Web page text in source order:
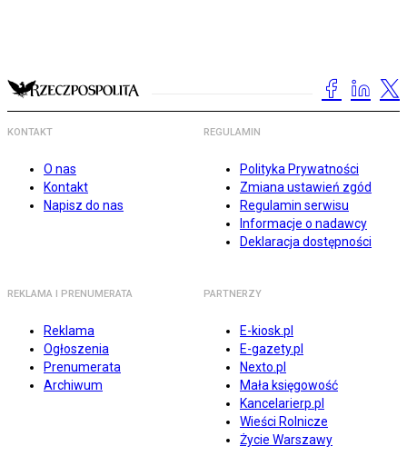
KONTAKT
O nas
Kontakt
Napisz do nas
REGULAMIN
Polityka Prywatności
Zmiana ustawień zgód
Regulamin serwisu
Informacje o nadawcy
Deklaracja dostępności
REKLAMA I PRENUMERATA
Reklama
Ogłoszenia
Prenumerata
Archiwum
PARTNERZY
E-kiosk.pl
E-gazety.pl
Nexto.pl
Mała księgowość
Kancelarierp.pl
Wieści Rolnicze
Życie Warszawy